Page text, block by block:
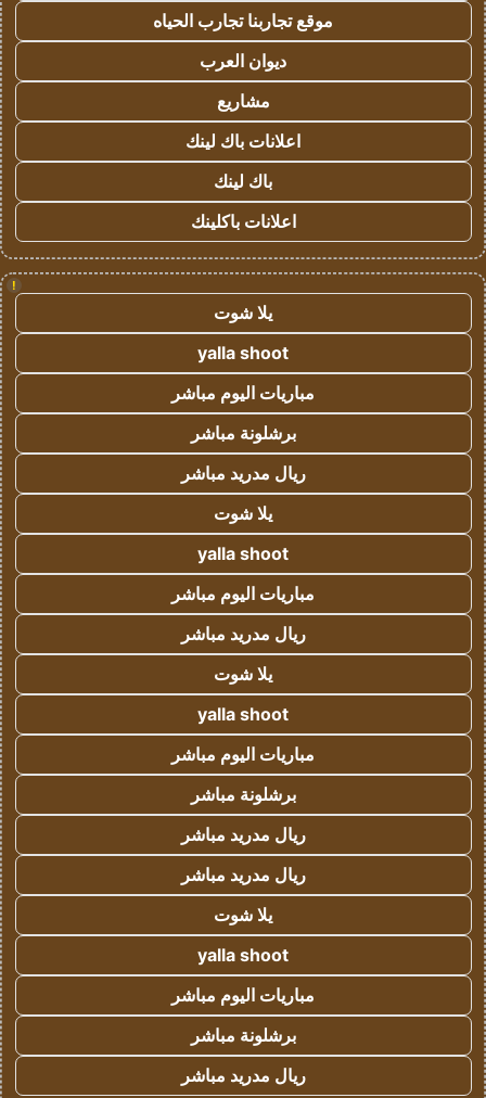
موقع تجاربنا تجارب الحياه
ديوان العرب
مشاريع
اعلانات باك لينك
باك لينك
اعلانات باكلينك
!
يلا شوت
yalla shoot
مباريات اليوم مباشر
برشلونة مباشر
ريال مدريد مباشر
يلا شوت
yalla shoot
مباريات اليوم مباشر
ريال مدريد مباشر
يلا شوت
yalla shoot
مباريات اليوم مباشر
برشلونة مباشر
ريال مدريد مباشر
ريال مدريد مباشر
يلا شوت
yalla shoot
مباريات اليوم مباشر
برشلونة مباشر
ريال مدريد مباشر